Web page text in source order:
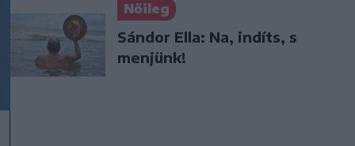
Nőileg
Sándor Ella: Na, indíts, s
menjünk!